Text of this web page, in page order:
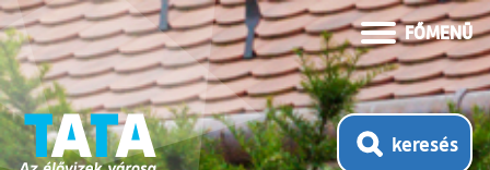
FŐMENÜ
keresés